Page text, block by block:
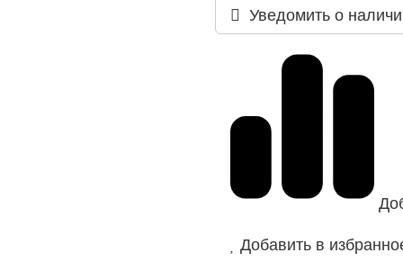
Уведомить о
Добавить в